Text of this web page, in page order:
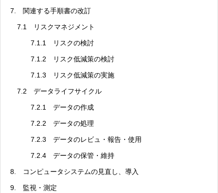
7. 関連する手順書の改訂
7.1 リスクマネジメント
7.1.1 リスクの検討
7.1.2 リスク低減策の検討
7.1.3 リスク低減策の実施
7.2 データライフサイクル
7.2.1 データの作成
7.2.2 データの処理
7.2.3 データのレビュ・報告・使用
7.2.4 データの保管・維持
8. コンピュータシステムの見直し、導入
9. 監視・測定